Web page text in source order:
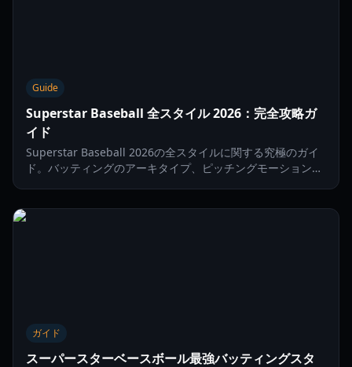
Guide
Superstar Baseball 全スタイル 2026：完全攻略ガ
イド
Superstar Baseball 2026の全スタイルに関する究極のガイ
ド。バッティングのアーキタイプ、ピッチングモーション、
ガイド
スーパースターベースボール最強バッティングスタ